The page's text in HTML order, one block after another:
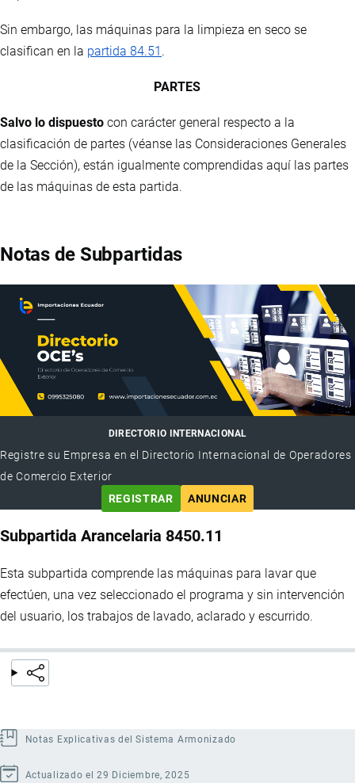
Sin embargo, las máquinas para la limpieza en seco se
clasifican en la partida 84.51 .
PARTES
Salvo lo dispuesto con carácter general respecto a la
clasificación de partes (véanse las Consideraciones Generales
de la Sección), están igualmente comprendidas aquí las partes
de las máquinas de esta partida.
Notas de Subpartidas
DIRECTORIO INTERNACIONAL
Registre su Empresa en el Directorio Internacional de Operadores
de Comercio Exterior
REGISTRAR
ANUNCIAR
Subpartida Arancelaria 8450.11
Esta subpartida comprende las máquinas para lavar que
efectúen, una vez seleccionado el programa y sin intervención
del usuario, los trabajos de lavado, aclarado y escurrido.
Notas Explicativas del Sistema Armonizado
Actualizado el 29 Diciembre, 2025